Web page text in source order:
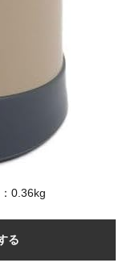
0.36kg
る